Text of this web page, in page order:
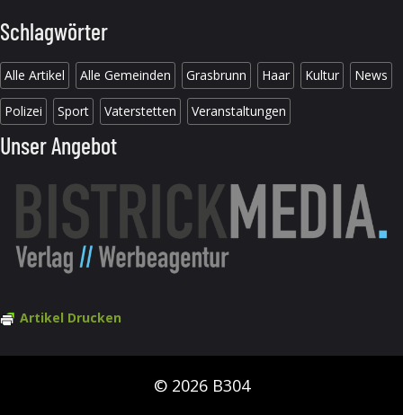
Schlagwörter
Alle Artikel Alle Gemeinden Grasbrunn Haar Kultur News
Polizei Sport Vaterstetten Veranstaltungen
Unser Angebot
Artikel Drucken
© 2026 B304